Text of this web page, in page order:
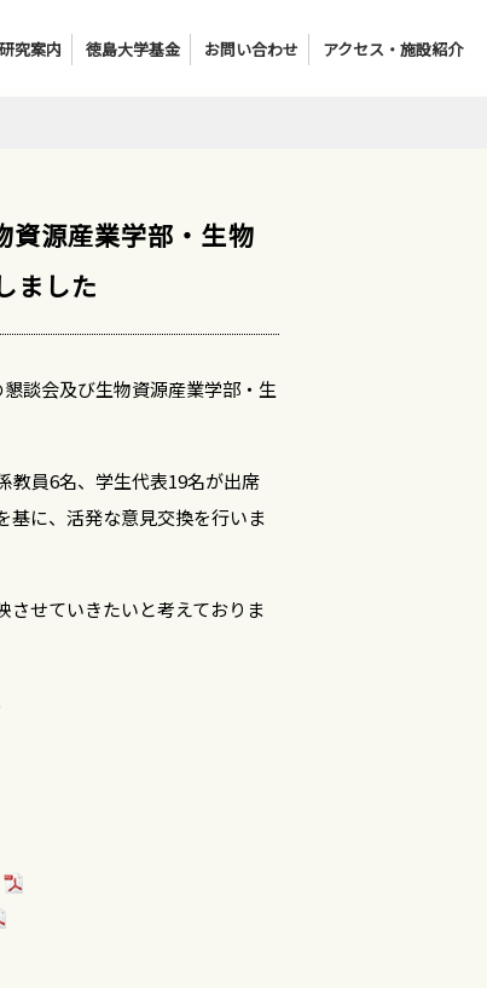
研究案内 徳島大学基金 お問い合わせ アクセス・施設紹介
資源産業学部・生物
ました
談会及び生物資源産業学部・生
教員6名、学生代表19名が出席
基に、活発な意見交換を行いま
せていきたいと考えておりま